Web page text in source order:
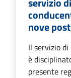
nove
Il servizio
è
presente